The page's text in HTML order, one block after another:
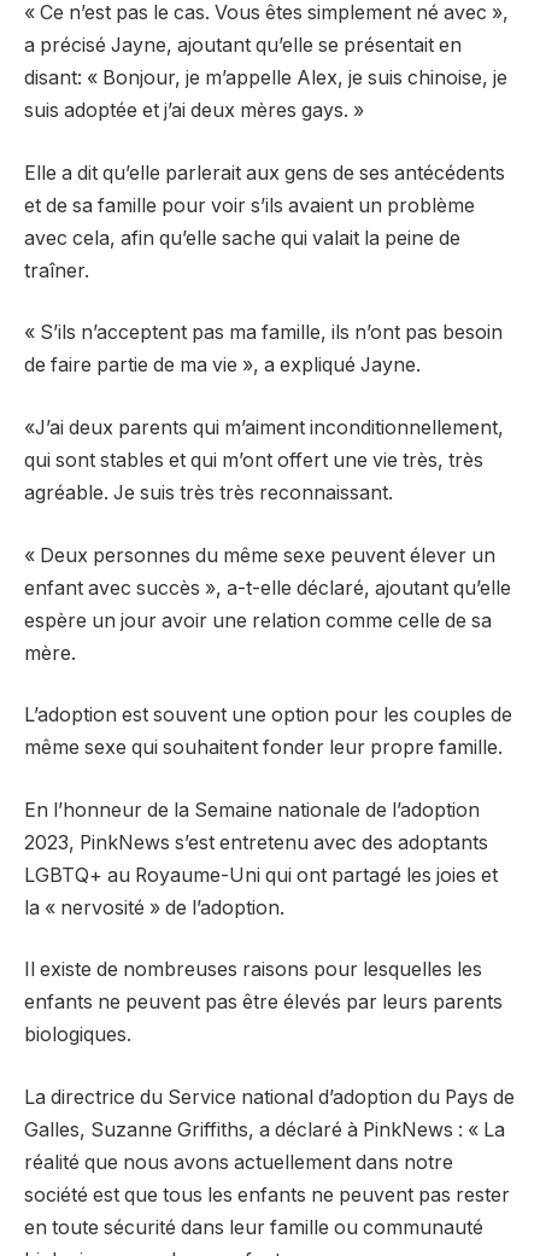
« Ce n’est pas le cas. Vous êtes simplement né avec »,
a précisé Jayne, ajoutant qu’elle se présentait en
disant: « Bonjour, je m’appelle Alex, je suis chinoise, je
suis adoptée et j’ai deux mères gays. »
Elle a dit qu’elle parlerait aux gens de ses antécédents
et de sa famille pour voir s’ils avaient un problème
avec cela, afin qu’elle sache qui valait la peine de
traîner.
« S’ils n’acceptent pas ma famille, ils n’ont pas besoin
de faire partie de ma vie », a expliqué Jayne.
«J’ai deux parents qui m’aiment inconditionnellement,
qui sont stables et qui m’ont offert une vie très, très
agréable. Je suis très très reconnaissant.
« Deux personnes du même sexe peuvent élever un
enfant avec succès », a-t-elle déclaré, ajoutant qu’elle
espère un jour avoir une relation comme celle de sa
mère.
L’adoption est souvent une option pour les couples de
même sexe qui souhaitent fonder leur propre famille.
En l’honneur de la Semaine nationale de l’adoption
2023, PinkNews s’est entretenu avec des adoptants
LGBTQ+ au Royaume-Uni qui ont partagé les joies et
la « nervosité » de l’adoption.
Il existe de nombreuses raisons pour lesquelles les
enfants ne peuvent pas être élevés par leurs parents
biologiques.
La directrice du Service national d’adoption du Pays de
Galles, Suzanne Griffiths, a déclaré à PinkNews : « La
réalité que nous avons actuellement dans notre
société est que tous les enfants ne peuvent pas rester
en toute sécurité dans leur famille ou communauté